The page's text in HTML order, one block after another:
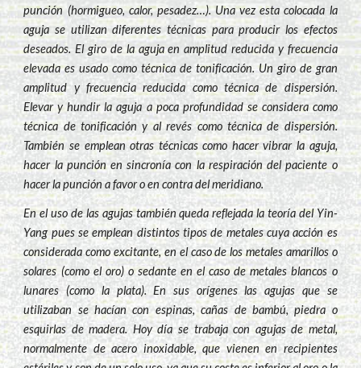
punción (hormigueo, calor, pesadez…). Una vez esta colocada la
aguja se utilizan diferentes técnicas para producir los efectos
deseados. El giro de la aguja en amplitud reducida y frecuencia
elevada es usado como técnica de tonificación. Un giro de gran
amplitud y frecuencia reducida como técnica de dispersión.
Elevar y hundir la aguja a poca profundidad se considera como
técnica de tonificación y al revés como técnica de dispersión.
También se emplean otras técnicas como hacer vibrar la aguja,
hacer la punción en sincronía con la respiración del paciente o
hacer la punción a favor o en contra del meridiano.
En el uso de las agujas también queda reflejada la teoría del Yin-
Yang pues se emplean distintos tipos de metales cuya acción es
considerada como excitante, en el caso de los metales amarillos o
solares (como el oro) o sedante en el caso de metales blancos o
lunares (como la plata). En sus orígenes las agujas que se
utilizaban se hacían con espinas, cañas de bambú, piedra o
esquirlas de madera. Hoy día se trabaja con agujas de metal,
normalmente de acero inoxidable, que vienen en recipientes